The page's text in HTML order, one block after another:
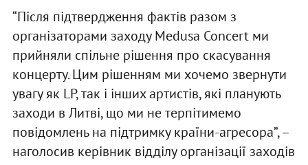
“Після підтвердження фактів разом з
організаторами заходу Medusa Concert ми
прийняли спільне рішення про скасування
концерту. Цим рішенням ми хочемо звернути
увагу як LP, так і інших артистів, які планують
заходи в Литві, що ми не терпітимемо
повідомлень на підтримку країни-агресора”, –
наголосив керівник відділу організації заходів